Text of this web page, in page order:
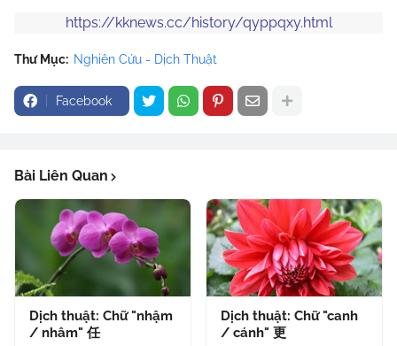
https://kknews.cc/history/qyppqxy.html
Thư Mục: Nghiên Cứu - Dịch Thuật
Facebook
Bài Liên Quan
Dịch thuật: Chữ "nhậm
/ nhâm" 任
Dịch thuật: Chữ "canh
/ cánh" 更